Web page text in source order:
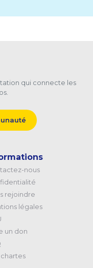
qui connecte les
nous
rejoindre
légales
un don
chartes